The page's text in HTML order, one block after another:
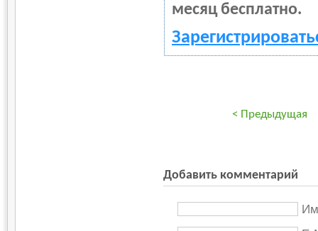
месяц бесплатно.
< Предыдущая
Добавить комментарий